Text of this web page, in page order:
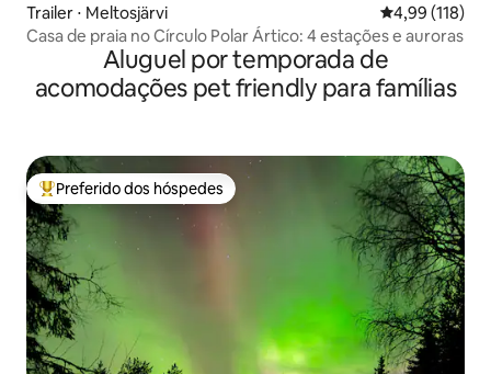
Trailer ⋅ Meltosjärvi 4,99 de uma
4,99 (118)
Casa de praia no Círculo Polar Ártico: 4 estações e auroras
Aluguel por temporada de
acomodações pet friendly para famílias
Entre os melhores preferidos dos hóspedes
Preferido dos hóspedes